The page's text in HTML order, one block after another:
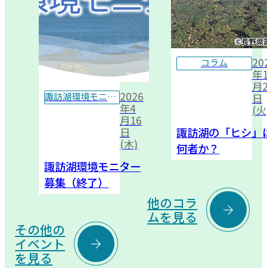
諏訪湖環境モニター 2026
年4
月16
日
(木)
諏訪湖環境モニター
募集（終了）
その他の
イベント
を見る

コラム
年
月
日
(
諏訪湖の「ヒシ」
何者か？
他のコラ
ムを見る
